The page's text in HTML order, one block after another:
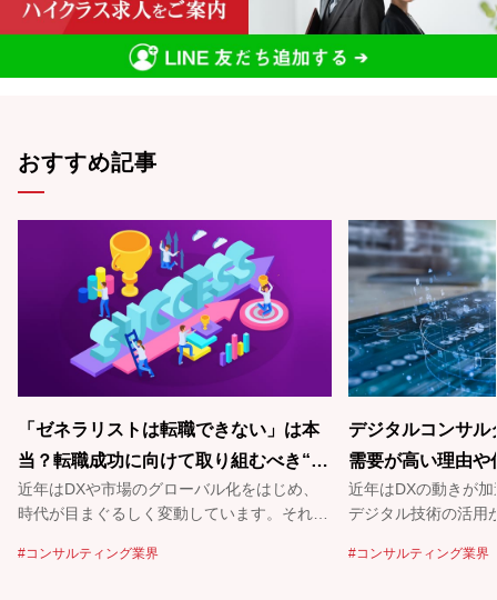
おすすめ記事
「ゼネラリストは転職できない」は本
当？転職成功に向けて取り組むべき“5
つ”のこと
近年はDXや市場のグローバル化をはじめ、
時代が目まぐるしく変動しています。それに
シャリスト”が必要とされている状況です。
コンサルティング業界
デジタルコンサル
需要が高い理由
力について解説！
近年はDXの動きが
デジタル技術の活用
ルコンサルタント」
コンサルティング業界